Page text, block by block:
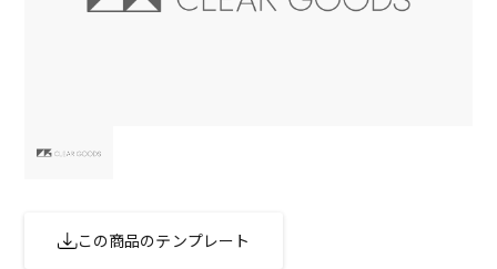
この商品のテンプレート